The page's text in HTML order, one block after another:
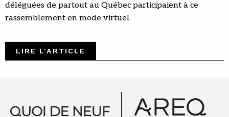
déléguées de partout au Québec participaient à ce
rassemblement en mode virtuel.
LIRE L'ARTICLE